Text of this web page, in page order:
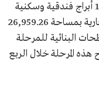
المرحلة الأولى: تتكون من 4 قواعد تعلوها 10 أبراج فندقية وسكنية
بالإضافة إلى 10 فلل علوية، ومسطحات تجارية بمساحة 26,959.26
البنائية للمرحلة
تم افتتاح هذه المرحلة خلال الربع